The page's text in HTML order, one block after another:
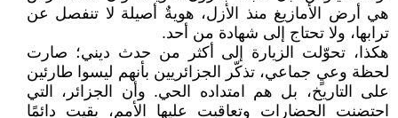
هي أرض الأمازيغ منذ الأزل، هويةٌ أصيلة لا تنفصل عن
ترابها، ولا تحتاج إلى شهادة من أحد.
هكذا، تحوّلت الزيارة إلى أكثر من حدث ديني؛ صارت
لحظة وعيٍ جماعي، تذكّر الجزائريين بأنهم ليسوا طارئين
على التاريخ، بل هم امتداده الحي. وأن الجزائر، التي
احتضنت الحضارات وتعاقبت عليها الأمم، بقيت دائمًا